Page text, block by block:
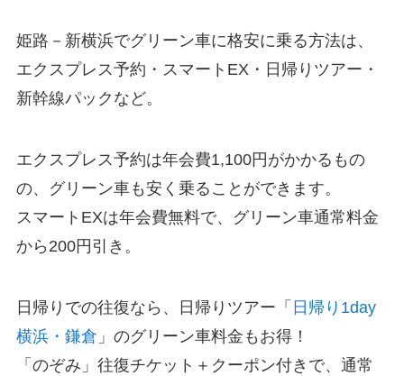
姫路－新横浜でグリーン車に格安に乗る方法は、
エクスプレス予約・スマートEX・日帰りツアー・
新幹線パックなど。
エクスプレス予約は年会費1,100円がかかるもの
の、グリーン車も安く乗ることができます。
スマートEXは年会費無料で、グリーン車通常料金
から200円引き。
日帰りでの往復なら、日帰りツアー「 日帰り1day
横浜・鎌倉 」のグリーン車料金もお得！
「のぞみ」往復チケット＋クーポン付きで、通常